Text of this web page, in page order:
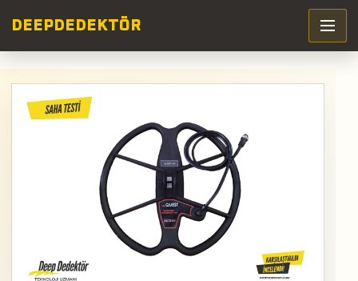
DEEP DEDEKTÖR